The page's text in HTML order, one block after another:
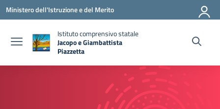
Vai ai contenuti
Vai al menu di navigazione
Vai al footer
Ministero dell'Istruzione e del Merito
Istituto comprensivo statale
Jacopo e Giambattista
Piazzetta